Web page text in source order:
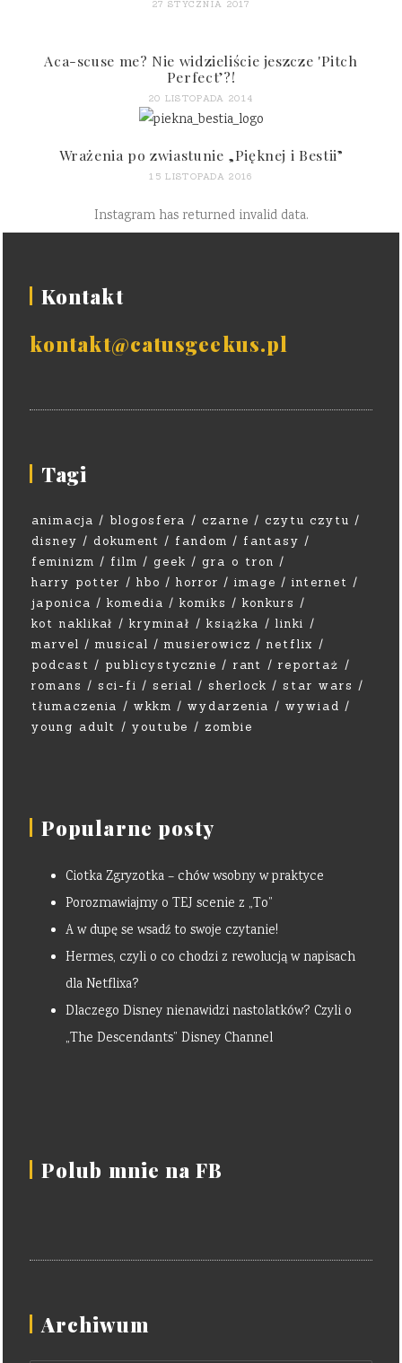
27 STYCZNIA 2017
Aca-scuse me? Nie widzieliście jeszcze 'Pitch
Perfect’?!
20 LISTOPADA 2014
Wrażenia po zwiastunie „Pięknej i Bestii”
15 LISTOPADA 2016
Instagram has returned invalid data.
Kontakt
kontakt@catusgeekus.pl
Tagi
animacja blogosfera czarne
czytu czytu
disney
dokument fandom
fantasy
feminizm
film geek
gra o tron
harry potter
hbo horror image
internet
japonica
komedia komiks
konkurs
kot naklikał
kryminał książka
linki
marvel
musical musierowicz
netflix
podcast
publicystycznie rant
reportaż
romans
sci-fi serial sherlock
star wars
tłumaczenia
wkkm wydarzenia
wywiad
young adult
youtube zombie
Popularne posty
Ciotka Zgryzotka – chów wsobny w praktyce
Porozmawiajmy o TEJ scenie z „To”
A w dupę se wsadź to swoje czytanie!
Hermes, czyli o co chodzi z rewolucją w napisach
dla Netflixa?
Dlaczego Disney nienawidzi nastolatków? Czyli o
„The Descendants” Disney Channel
Polub mnie na FB
Archiwum